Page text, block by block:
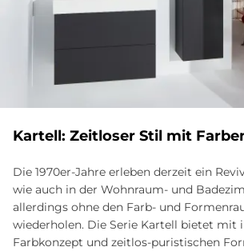
Kartell: Zeitloser Stil mit
Die 1970er-Jahre erleben derzeit ein
wie auch in der Wohnraum- und
allerdings ohne den Farb- und
wiederholen. Die Serie Kartell bietet mit
Farbkonzept und zeitlos-puristischen